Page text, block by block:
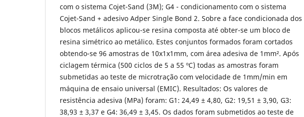
com o sistema Cojet-Sand (3M); G4 - condicionamento com o sistema
Cojet-Sand + adesivo Adper Single Bond 2. Sobre a face condicionada dos
blocos metálicos aplicou-se resina composta até obter-se um bloco de
resina simétrico ao metálico. Estes conjuntos formados foram cortados
obtendo-se 96 amostras de 10x1x1mm, com área adesiva de 1mm². Após
ciclagem térmica (500 ciclos de 5 a 55 ºC) todas as amostras foram
submetidas ao teste de microtração com velocidade de 1mm/min em
máquina de ensaio universal (EMIC). Resultados: Os valores de
resistência adesiva (MPa) foram: G1: 24,49 ± 4,80, G2: 19,51 ± 3,90, G3:
38,93 ± 3,37 e G4: 36,49 ± 3,45. Os dados foram submetidos ao teste de